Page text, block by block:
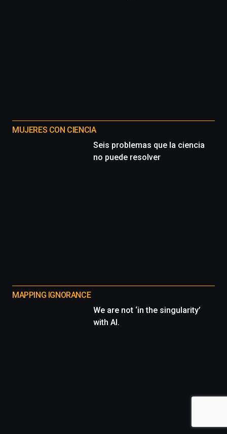
MUJERES CON CIENCIA
Seis problemas que la ciencia
no puede resolver
MAPPING IGNORANCE
We are not ‘in the singularity’
with AI.